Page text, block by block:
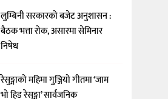
लुम्बिनी सरकारको बजेट अनुशासन :
बैठक भत्ता रोक, असारमा सेमिनार
निषेध
रेसुङ्गाको महिमा गुञ्जियो गीतमा ‘जाम
भो हिड रेसुङ्गा’ सार्वजनिक